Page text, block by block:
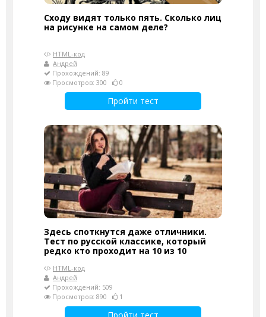
Сходу видят только пять. Сколько лиц
на рисунке на самом деле?
HTML-код
Андрей
Прохождений: 89
Просмотров: 300
0
Пройти тест
Здесь споткнутся даже отличники.
Тест по русской классике, который
редко кто проходит на 10 из 10
HTML-код
Андрей
Прохождений: 509
Просмотров: 890
1
Пройти тест